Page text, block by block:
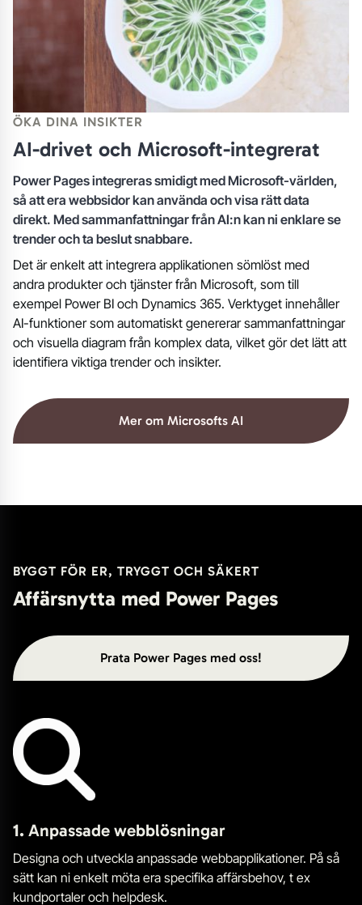
ÖKA DINA INSIKTER
AI-drivet och Microsoft-integrerat
Power Pages integreras smidigt med Microsoft-världen,
så att era webbsidor kan använda och visa rätt data
direkt. Med sammanfattningar från AI:n kan ni enklare se
trender och ta beslut snabbare.
Det är enkelt att integrera applikationen sömlöst med
andra produkter och tjänster från Microsoft, som till
exempel Power BI och Dynamics 365.​ Verktyget innehåller
AI-funktioner som automatiskt genererar sammanfattningar
och visuella diagram från komplex data, vilket gör det lätt att
identifiera viktiga trender och insikter.​
Mer om Microsofts AI
BYGGT FÖR ER, TRYGGT OCH SÄKERT
Affärsnytta med Power Pages
Prata Power Pages med oss!
1. Anpassade webblösningar
Designa och utveckla anpassade webbapplikationer. På så
sätt kan ni enkelt möta era specifika affärsbehov, t ex
kundportaler och helpdesk.